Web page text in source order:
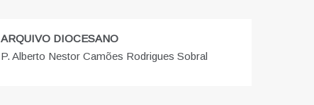
ARQUIVO DIOCESANO
P. Alberto Nestor Camões Rodrigues Sobral